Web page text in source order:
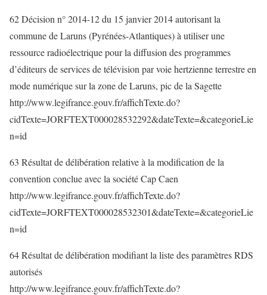
62 Décision n° 2014-12 du 15 janvier 2014 autorisant la
commune de Laruns (Pyrénées-Atlantiques) à utiliser une
ressource radioélectrique pour la diffusion des programmes
d’éditeurs de services de télévision par voie hertzienne terrestre en
mode numérique sur la zone de Laruns, pic de la Sagette
http://www.legifrance.gouv.fr/affichTexte.do?
cidTexte=JORFTEXT000028532292&dateTexte=&categorieLie
n=id
63 Résultat de délibération relative à la modification de la
convention conclue avec la société Cap Caen
http://www.legifrance.gouv.fr/affichTexte.do?
cidTexte=JORFTEXT000028532301&dateTexte=&categorieLie
n=id
64 Résultat de délibération modifiant la liste des paramètres RDS
autorisés
http://www.legifrance.gouv.fr/affichTexte.do?